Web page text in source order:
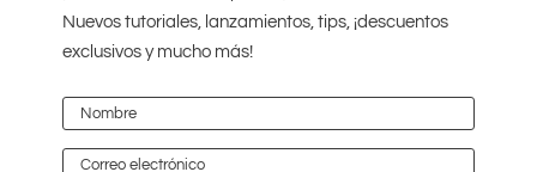
Nuevos tutoriales, lanzamientos, tips, ¡descuentos
exclusivos y mucho más!